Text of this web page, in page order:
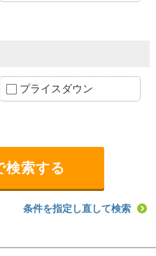
プライスダウン
条件を指定し直して検索